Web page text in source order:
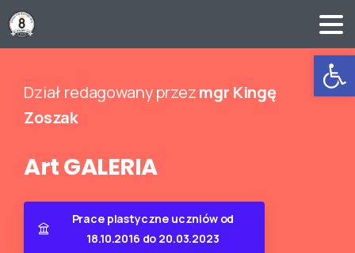
Dział redagowany przezmgr Kingę
Zoszak
ArtGALERIA
Prace plastyczne uczniów od
18.10.2016 do 20.03.2023